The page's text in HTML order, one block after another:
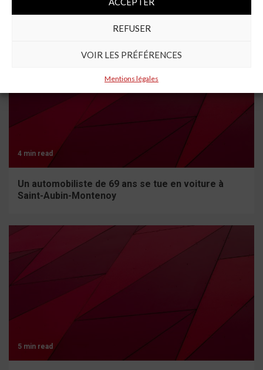
REFUSER
VOIR LES PRÉFÉRENCES
Mentions légales
À lire aussi
4 min read
Un automobiliste de 69 ans se tue en voiture à
Saint-Aubin-Montenoy
5 min read